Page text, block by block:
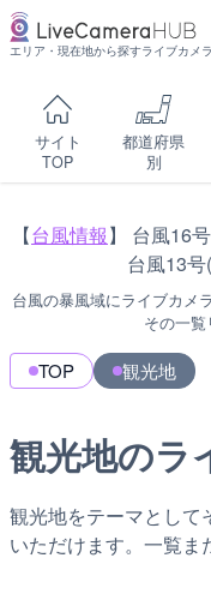
エリア・現在地から探すライブカメラ
サイト
TOP
都道府県
別
【台風情報】 台風16
台風13号
台風の暴風域にライブカメ
その一覧
TOP 観光地
観光地のラ
観光地をテーマとして
いただけます。一覧ま